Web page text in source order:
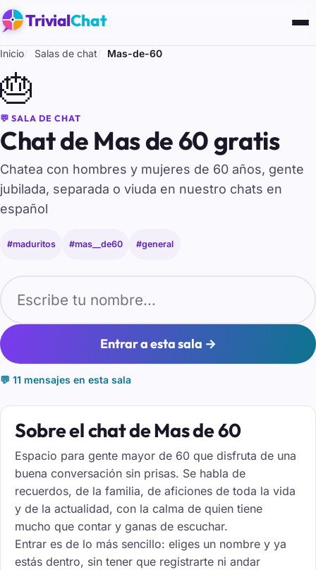
TrivialChat
Inicio Salas de chat Mas-de-60
🎂
💬 SALA DE CHAT
Chat de Mas de 60 gratis
Chatea con hombres y mujeres de 60 años, gente
jubilada, separada o viuda en nuestro chats en
español
#maduritos #mas__de60 #general
Entrar a esta sala →
💬 11 mensajes en esta sala
Sobre el chat de Mas de 60
Espacio para gente mayor de 60 que disfruta de una
buena conversación sin prisas. Se habla de
recuerdos, de la familia, de aficiones de toda la vida
y de la actualidad, con la calma de quien tiene
mucho que contar y ganas de escuchar.
Entrar es de lo más sencillo: eliges un nombre y ya
estás dentro, sin tener que registrarte ni andar